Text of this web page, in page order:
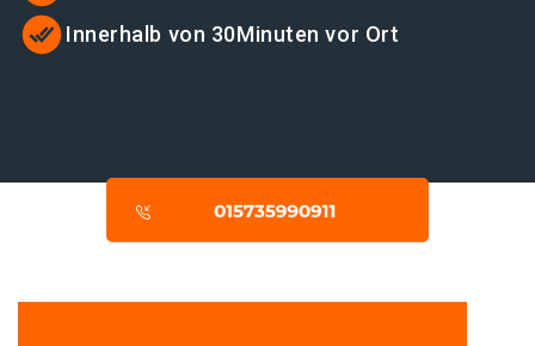
Innerhalb von 30Minuten vor Ort